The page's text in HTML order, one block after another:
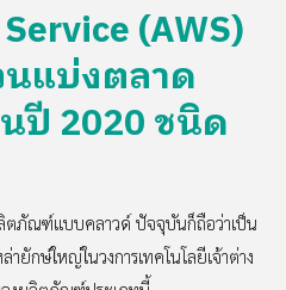
(AWS)
แบ่งตลาด
ปี 2020 ชนิด
ตภัณฑ์แบบคลาวด์ ปัจจุบันก็ถือว่าเป็น
ยักษ์ใหญ่ในวงการเทคโนโลยีเจ้าต่าง